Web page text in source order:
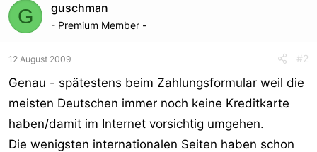
G guschman
- Premium Member -
12 August 2009 #2
Genau - spätestens beim Zahlungsformular weil die
meisten Deutschen immer noch keine Kreditkarte
haben/damit im Internet vorsichtig umgehen.
Die wenigsten internationalen Seiten haben schon